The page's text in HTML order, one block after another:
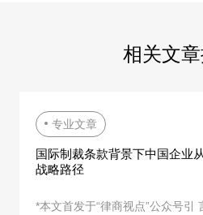
相关文章
专业文章
国际制裁条款背景下中国企业
战略路径
*本文首发于“律商视点”公众号引